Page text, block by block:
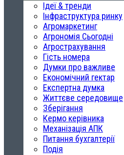
Ідеї & тренди
Інфраструктура ринку
Агромаркетинг
Агрономія Сьогодні
Агрострахування
Гість номера
Думки про важливе
Економічний гектар
Експертна думка
Життєве середовище
Зберігання
Кермо керівника
Механізація АПК
Питання бухгалтерії
Подія